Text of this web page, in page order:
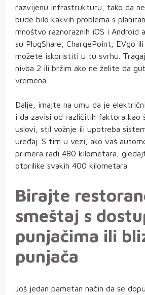
razvijenu infrastrukturu, tako da
bude bilo kakvih problema s
mnoštvo raznoraznih iOS i Android
su PlugShare, ChargePoint, EVgo
možete iskoristiti u tu svrhu.
nivoa 2 ili bržim ako ne želite da
vremena.
Dalje, imajte na umu da je
i da zavisi od različitih faktora kao
uslovi, stil vožnje ili upotreba
uređaj. S tim u vezi, ako vaš
primera radi 480 kilometara,
otprilike svakih 400 kilometara.
Birajte
smeštaj s
punjačima ili
punjača
Još jedan pametan način da se